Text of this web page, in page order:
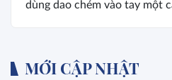
dùng dao chém vào tay một
MỚI CẬP NHẬT